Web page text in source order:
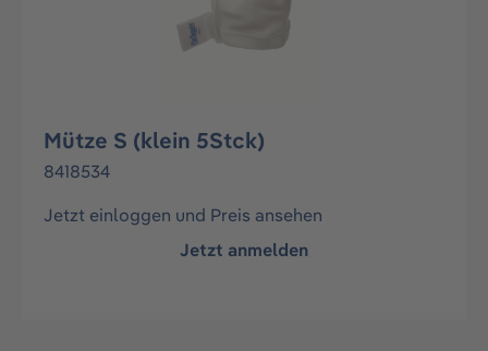
Mütze S (klein 5Stck)
8418534
Jetzt einloggen und Preis ansehen
Jetzt anmelden